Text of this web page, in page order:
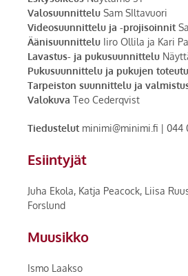
Valosuunnittelu Sam SIltavuori
Videosuunnittelu ja -projisoinnit
Äänisuunnittelu Iiro Ollila ja Kari
Lavastus- ja pukusuunnittelu
Pukusuunnittelu ja pukujen
Tarpeiston suunnittelu ja
Valokuva Teo Cederqvist
Tiedustelut minimi@minimi.fi | 044
Esiintyjät
Juha Ekola, Katja Peacock, Liisa
Forslund
Muusikko
Ismo Laakso